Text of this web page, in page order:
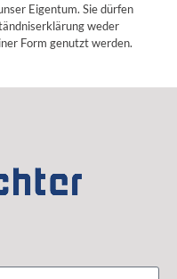
Eigentum. Sie dürfen
weder
Form genutzt werden.